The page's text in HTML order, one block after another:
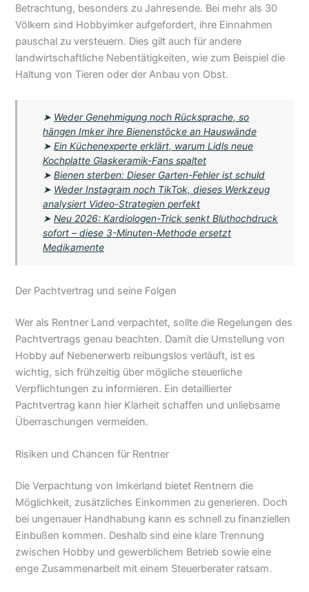
Betrachtung, besonders zu Jahresende. Bei mehr als 30
Völkern sind Hobbyimker aufgefordert, ihre Einnahmen
pauschal zu versteuern. Dies gilt auch für andere
landwirtschaftliche Nebentätigkeiten, wie zum Beispiel die
Haltung von Tieren oder der Anbau von Obst.
➤ Weder Genehmigung noch Rücksprache, so
hängen Imker ihre Bienenstöcke an Hauswände
➤Ein Küchenexperte erklärt, warum Lidls neue
Kochplatte Glaskeramik-Fans spaltet
➤Bienen sterben: Dieser Garten-Fehler ist schuld
➤ Weder Instagram noch TikTok, dieses Werkzeug
analysiert Video-Strategien perfekt
➤Neu 2026: Kardiologen-Trick senkt Bluthochdruck
sofort – diese 3-Minuten-Methode ersetzt
Medikamente
Der Pachtvertrag und seine Folgen
Wer als Rentner Land verpachtet, sollte die Regelungen des
Pachtvertrags genau beachten. Damit die Umstellung von
Hobby auf Nebenerwerb reibungslos verläuft, ist es
wichtig, sich frühzeitig über mögliche steuerliche
Verpflichtungen zu informieren. Ein detaillierter
Pachtvertrag kann hier Klarheit schaffen und unliebsame
Überraschungen vermeiden.
Risiken und Chancen für Rentner
Die Verpachtung von Imkerland bietet Rentnern die
Möglichkeit, zusätzliches Einkommen zu generieren. Doch
bei ungenauer Handhabung kann es schnell zu finanziellen
Einbußen kommen. Deshalb sind eine klare Trennung
zwischen Hobby und gewerblichem Betrieb sowie eine
enge Zusammenarbeit mit einem Steuerberater ratsam.